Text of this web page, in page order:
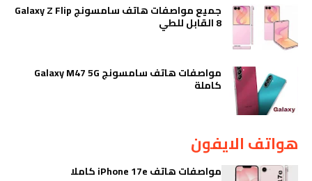
جميع مواصفات هاتف سامسونج Galaxy Z Flip
8 القابل للطي
مواصفات هاتف سامسونج Galaxy M47 5G
كاملة
هواتف الايفون
مواصفات هاتف iPhone 17e كاملا